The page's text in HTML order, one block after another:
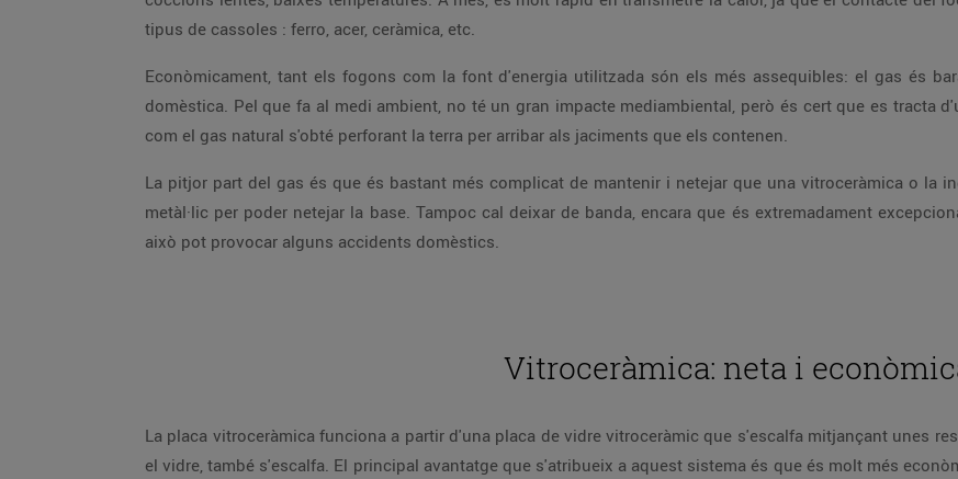
tipus de cassoles : ferro, acer, ceràmica, etc.
Econòmicament, tant els fogons com la font d'energia utilitzada són els més assequibles: el gas és
domèstica. Pel que fa al medi ambient, no té un gran impacte mediambiental, però és cert que es tracta
com el gas natural s'obté perforant la terra per arribar als jaciments que els contenen.
La pitjor part del gas és que és bastant més complicat de mantenir i netejar que una vitroceràmica o la
metàl·lic per poder netejar la base. Tampoc cal deixar de banda, encara que és extremadament
això pot provocar alguns accidents domèstics.
Vitroceràmica: neta i
La placa vitroceràmica funciona a partir d'una placa de vidre vitroceràmic que s'escalfa mitjançant unes
el vidre, també s'escalfa. El principal avantatge que s'atribueix a aquest sistema és que és molt més